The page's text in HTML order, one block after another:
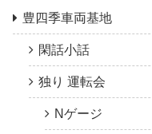
豊四季車両基地
閑話小話
独り 運転会
Nゲージ